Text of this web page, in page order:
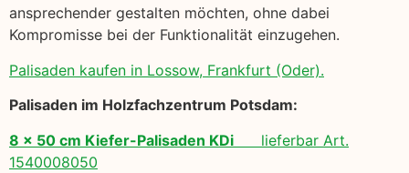
ansprechender gestalten möchten, ohne dabei
Kompromisse bei der Funktionalität einzugehen.
Palisaden kaufen in Lossow, Frankfurt (Oder).
Palisaden im Holzfachzentrum Potsdam:
8 x 50 cm Kiefer-Palisaden KDi lieferbar Art.
1540008050